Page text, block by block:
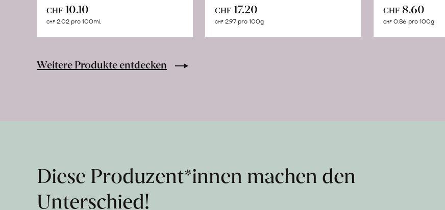
CHF 10.10
CHF 2.02 pro 100ml
CHF 17.20
CHF 2.97 pro 100g
CHF 8.60
CHF 0.86 pro 100g
Weitere Produkte entdecken
Diese Produzent*innen machen den
Unterschied!